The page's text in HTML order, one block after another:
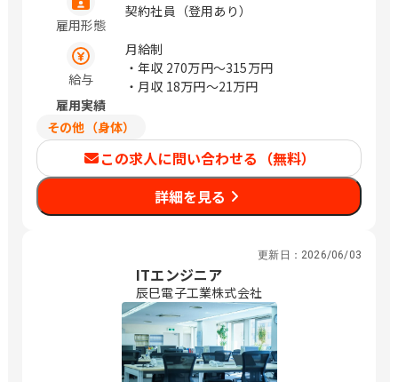
大正、ドーム前千代崎、ドーム前
雇用形態
契約社員（登用あり）
給与
月給制
・年収 270万円〜315万円
・月収 18万円〜21万円
雇用実績
その他（身体）
この求人に問い合わせる（無料）
詳細を見る
更新日： 2026/06/03
ITエンジニア
辰巳電子工業株式会社